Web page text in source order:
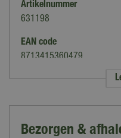
Artikelnummer
631198
EAN code
8713415360479
Merk
Sfeerhaarden & kachels
Bezorgen &